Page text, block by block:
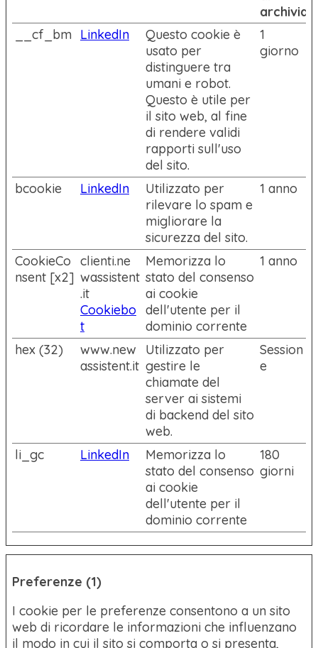
__cf_bm LinkedIn
Questo cookie è
usato per
distinguere tra
umani e robot.
Questo è utile per
il sito web, al fine
di rendere validi
rapporti sull'uso
del sito.
1
giorno
bcookie LinkedIn
Utilizzato per
rilevare lo spam e
migliorare la
sicurezza del sito.
1 anno
CookieCo
nsent [x2]
clienti.ne
wassistent
.it
Cookiebo
t
Memorizza lo
stato del consenso
ai cookie
dell'utente per il
dominio corrente
1 anno
hex (32)
www.new
assistent.it
Utilizzato per
gestire le
chiamate del
server ai sistemi
di backend del sito
web.
Session
e
li_gc LinkedIn
Memorizza lo
stato del consenso
ai cookie
dell'utente per il
dominio corrente
180
giorni
Preferenze (1)
I cookie per le preferenze consentono a un sito
web di ricordare le informazioni che influenzano
il modo in cui il sito si comporta o si presenta,